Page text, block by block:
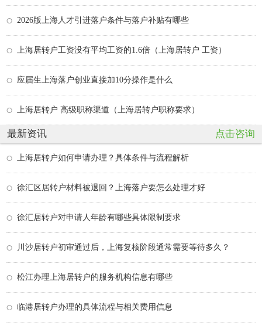
2026版上海人才引进落户条件与落户补贴有哪些
上海居转户工资没有平均工资的1.6倍（上海居转户 工资）
应届生上海落户创业直接加10分操作是什么
上海居转户 高级职称渠道（上海居转户职称要求）
最新资讯 点击咨询
上海居转户如何申请办理？具体条件与流程解析
徐汇区居转户材料被退回？上海落户要怎么处理才好
徐汇居转户对申请人年龄有哪些具体限制要求
川沙居转户初审通过后，上海复核阶段通常需要等待多久？
松江办理上海居转户的服务机构信息有哪些
临港居转户办理的具体流程与相关费用信息